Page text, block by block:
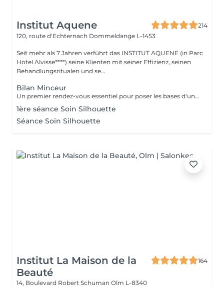
Institut Aquene
214
120, route d'Echternach Dommeldange L-1453
Seit mehr als 7 Jahren verführt das INSTITUT AQUENE (in Parc
Hotel Alvisse****) seine Klienten mit seiner Effizienz, seinen
Behandlungsritualen und se...
Bilan Minceur
Un premier rendez-vous essentiel pour poser les bases d'un accompagnement efficace et personnalisé. Lors de ce bilan, nous analysons votre morphologie, vos habitudes, votre hygiène de vie et vos objectifs. Cela nous permet de comprendre les causes profondes de vos difficultés et de définir ensemble un programme adapté : soins, fréquence, conseils, cosmétique, hygiène de vie. Objectif : construire un plan minceur global, réaliste et efficace, en lien avec votre corps et vos besoins.
1ère séance Soin Silhouette
Séance Soin Silhouette
Institut La Maison de la
Beauté
164
14, Boulevard Robert Schuman Olm L-8340